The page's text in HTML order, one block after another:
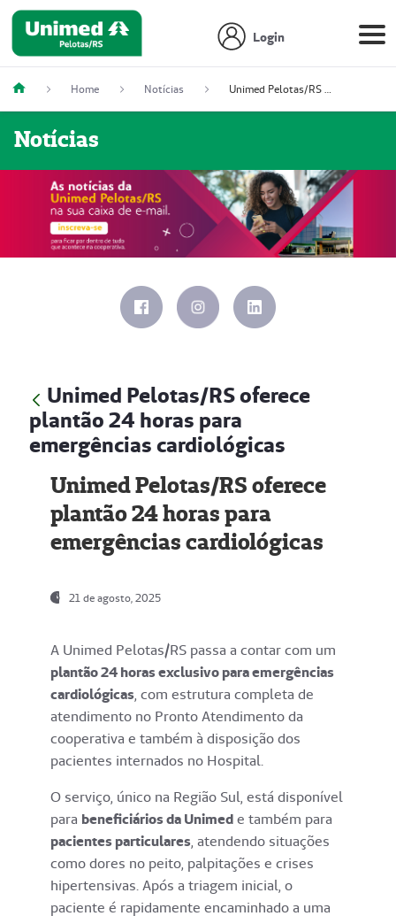
Login
Home Notícias Unimed Pelotas/RS oferece plantão 24 horas para emergências cardiológicas
Notícias
Unimed Pelotas/RS oferece
plantão 24 horas para
emergências cardiológicas
Unimed Pelotas/RS oferece
plantão 24 horas para
emergências cardiológicas
21 de agosto, 2025
A Unimed Pelotas/RS passa a contar com um
plantão 24 horas exclusivo para emergências
cardiológicas, com estrutura completa de
atendimento no Pronto Atendimento da
cooperativa e também à disposição dos
pacientes internados no Hospital.
O serviço, único na Região Sul, está disponível
para beneficiários da Unimede também para
pacientes particulares, atendendo situações
como dores no peito, palpitações e crises
hipertensivas. Após a triagem inicial, o
paciente é rapidamente encaminhado a uma